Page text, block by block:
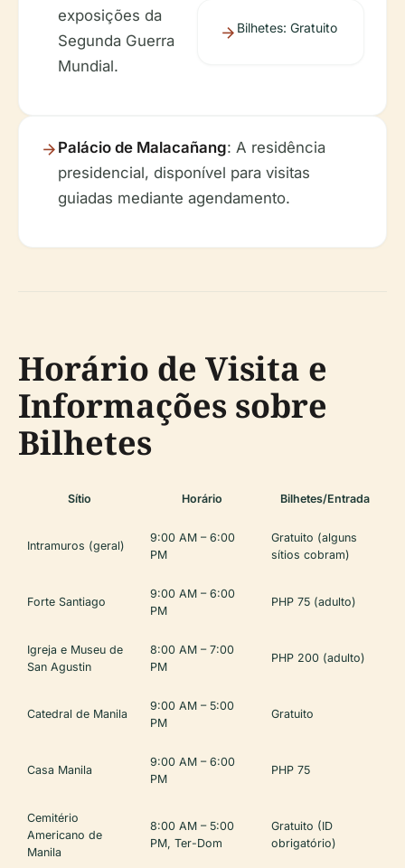
exposições da
Segunda Guerra
Mundial.
Bilhetes: Gratuito
Palácio de Malacañang: A residência
presidencial, disponível para visitas
guiadas mediante agendamento.
Horário de Visita e
Informações sobre
Bilhetes
Sítio Horário Bilhetes/Entrada
Intramuros (geral)
9:00 AM – 6:00
PM
Gratuito (alguns
sítios cobram)
Forte Santiago
9:00 AM – 6:00
PM
PHP 75 (adulto)
Igreja e Museu de
San Agustin
8:00 AM – 7:00
PM
PHP 200 (adulto)
Catedral de Manila
9:00 AM – 5:00
PM
Gratuito
Casa Manila
9:00 AM – 6:00
PM
PHP 75
Cemitério
Americano de
Manila
8:00 AM – 5:00
PM, Ter-Dom
Gratuito (ID
obrigatório)